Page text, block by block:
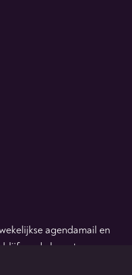
agendamail en
blijf op de hoogte.